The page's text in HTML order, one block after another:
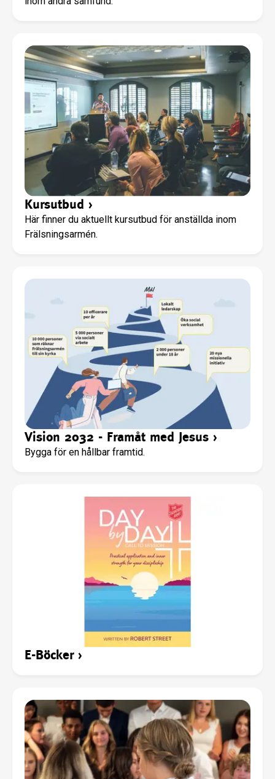
Kursutbud ›
Här finner du aktuellt kursutbud för anställda inom
Frälsningsarmén.
Vision 2032 - Framåt med Jesus ›
Bygga för en hållbar framtid.
E-Böcker›